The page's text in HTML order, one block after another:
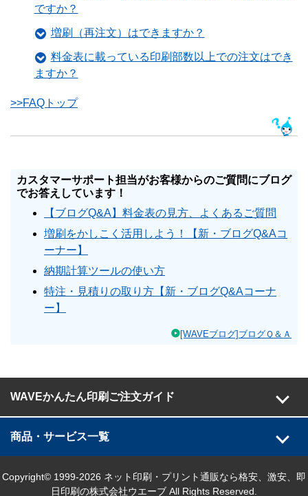
ですか？
増刷（再注文）はできますか？
料金表に載っている印刷部数以上での注文はでき
ますか？
>>FAQトップ
カスタマーサポート担当がお客様からのご質問にブログ
でお答えしています！
【ブログQ&A】料金表の見方、よくあるご質問
増刷をかしこく活用しよう！【新・ブログQ&Aコ
ーナー】
納期計算ツールの使い方
特注・見積りの取り方【新・ブログQ&Aコーナ
ー】
[WAVEブログ]ブログＱ＆Ａ
WAVEかんたん印刷ご注文ガイド
商品・サービス一覧
Copyright© 1999-2026 ネット印刷・プリント通販なら格安、激安、即
日印刷の株式会社ウエーブ All Rights Reserved.